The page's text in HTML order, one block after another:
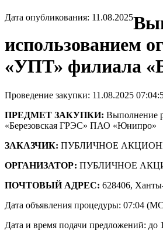
Дата опубликования: 11.08.2025
использованием
«УПТ» филиала
Проведение закупки: 11.08.2025
ПРЕДМЕТ ЗАКУПКИ: Выполнение
«Березовская ГРЭС» ПАО «Юнипро»
ЗАКАЗЧИК: ПУБЛИЧНОЕ
ОРГАНИЗАТОР: ПУБЛИЧНОЕ
ПОЧТОВЫЙ АДРЕС: 628406,
Дата объявления процедуры: 07:04
Дата и время подачи предложений: